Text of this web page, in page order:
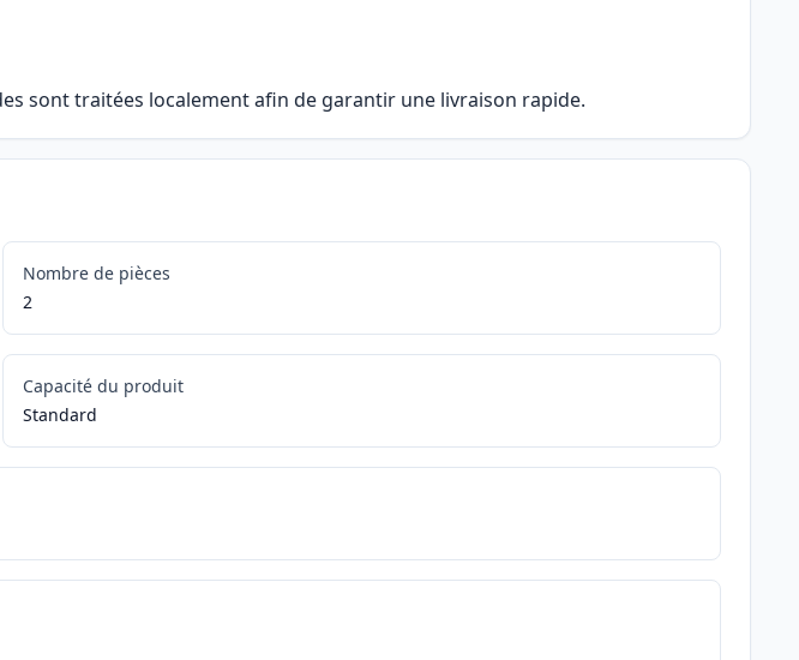
sont traitées localement afin de garantir une livraison rapide.
Nombre de pièces
2
Capacité du produit
Standard